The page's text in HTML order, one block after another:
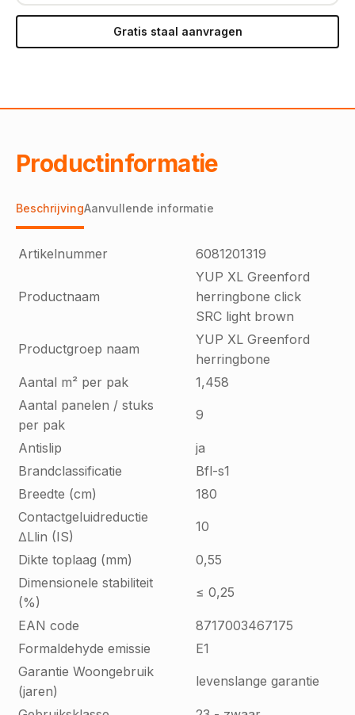
Gratis staal aanvragen
Productinformatie
BeschrijvingAanvullende informatie
Artikelnummer 6081201319
Productnaam
YUP XL Greenford
herringbone click
SRC light brown
Productgroep naam
YUP XL Greenford
herringbone
Aantal m² per pak
1,458
Aantal panelen / stuks
per pak
9
Antislip
ja
Brandclassificatie
Bfl-s1
Breedte (cm)
180
Contactgeluidreductie
∆Llin (IS)
10
Dikte toplaag (mm)
0,55
Dimensionele stabiliteit
(%)
≤ 0,25
EAN code
8717003467175
Formaldehyde emissie
E1
Garantie Woongebruik
(jaren)
levenslange garantie